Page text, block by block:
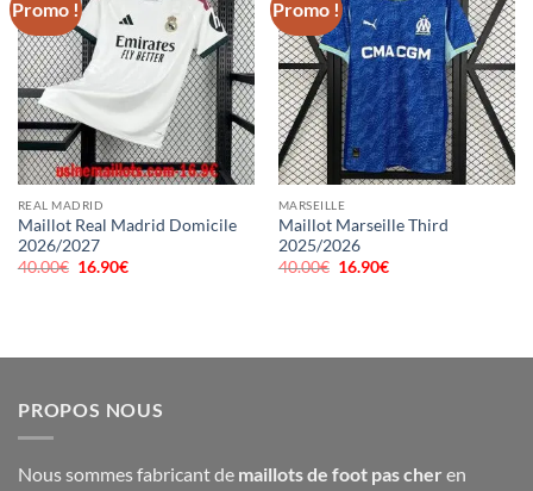
Promo !
REAL MADRID
Maillot Real Madrid Domicile
2026/2027
40.00€ Le
16.90€Le
Promo !
MARSEILLE
Maillot Marseille Third
2025/2026
40.00€ Le
16.90€Le
PROPOS NOUS
Nous sommes fabricant de maillots de foot pas cher en